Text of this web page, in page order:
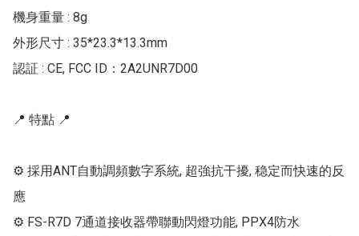
機身重量 : 8g
外形尺寸 : 35*23.3*13.3mm
認証 : CE, FCC ID：2A2UNR7D00
📍 特點 📍
⚙ 採用ANT自動調頻數字系統, 超強抗干擾, 稳定而快速的反
應
⚙ FS-R7D 7通道接收器帶聯動閃燈功能, PPX4防水